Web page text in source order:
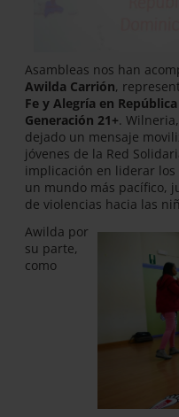
Asambleas nos han
Awilda Carrión,
Fe y Alegría en
Generación 21+.
dejado un mensaje
jóvenes de la Red
implicación en liderar
un mundo más pacífico,
de violencias hacia las
Awilda por
su parte,
como